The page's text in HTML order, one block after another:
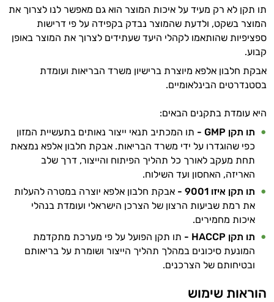
תו תקן לא רק מעיד על איכות המוצר הוא גם מאפשר לנו לצרוך את
המוצר בשקט, ולדעת שהמוצר נבדק בקפידה על פי דרישות
ספציפיות שהותאמו לקהלי היעד שעתידים לצרוך את המוצר באופן
קבוע.
אבקת חלבון אלפא מיוצרת ברישיון משרד הבריאות ועומדת
בסטנדרטים הבינלאומיים.
היא עומדת בתקנים הבאים:
תו תקן GMP
- תו המכתיב תנאי ייצור נאותים בתעשיית המזון
כפי שהוגדרו על ידי משרד הבריאות. אבקת חלבון אלפא נמצאת
תחת מעקב לאורך כל תהליך הפיתוח והייצור, דרך שלב
האריזה, האחסון ועד השילוח.
תו תקן איזו 9001 -
אבקת חלבון אלפא יוצרה במטרה להעלות
את רמת שביעות הרצון של הצרכן הישראלי ועומדת בנהלי
איכות מחמירים.
תו תקן HACCP -
תו תקן הפועל על פי מערכת מתקדמת
המונעת סיכונים במהלך תהליך הייצור ושומרת על בריאותם
ובטיחותם של הצרכנים.
הוראות שימוש